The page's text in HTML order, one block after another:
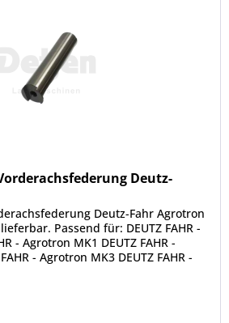
Deutz-
Deutz-Fahr Agrotron
Passend für: DEUTZ FAHR -
- Agrotron MK1 DEUTZ FAHR -
- Agrotron MK3 DEUTZ FAHR -